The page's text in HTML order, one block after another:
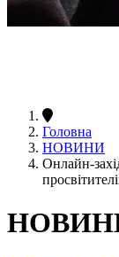
Головна
НОВИНИ
Онлайн-